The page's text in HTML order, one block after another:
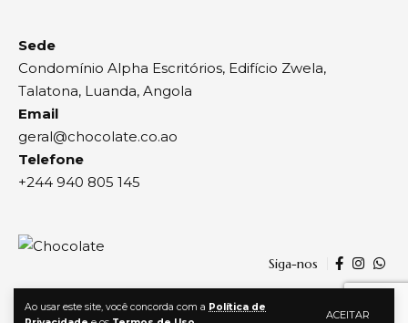
Ao usar este site, você concorda com a Política de
ACEITAR
Sede
Condomínio Alpha Escritórios, Edifício Zwela,
Talatona, Luanda, Angola
Email
geral@chocolate.co.ao
Telefone
+244 940 805 145
Siga-nos